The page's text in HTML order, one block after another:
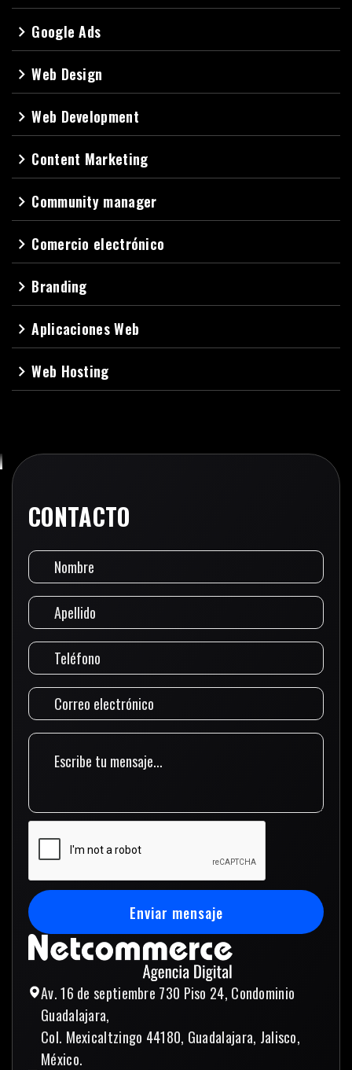
navigate_next Google Ads
navigate_nextWeb Design
navigate_nextWeb Development
navigate_next Content Marketing
navigate_next Community manager
navigate_next Comercio electrónico
navigate_next Branding
navigate_nextAplicaciones Web
navigate_nextWeb Hosting
Av. 16 de septiembre 730 Piso 24, Condominio
Guadalajara,
Col. Mexicaltzingo 44180, Guadalajara, Jalisco,
México.
CONTACTO
Enviar mensaje
Enviar mensaje